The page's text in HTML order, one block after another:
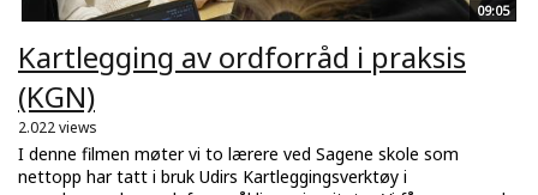
09:05
Kartlegging av ordforråd i praksis
(KGN)
2.022 views
I denne filmen møter vi to lærere ved Sagene skole som
nettopp har tatt i bruk Udirs Kartleggingsverktøy i